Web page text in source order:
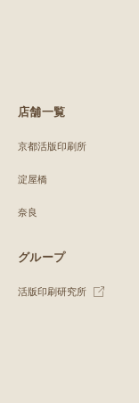
店舗一覧
京都活版印刷所
淀屋橋
奈良
グループ
活版印刷研究所